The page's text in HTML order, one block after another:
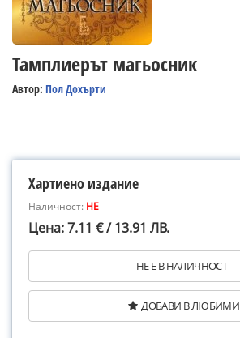
Тамплиерът магьосник
Автор: Пол Дохърти
Хартиено издание
Наличност: НЕ
Цена: 7.11 € / 13.91 ЛВ.
НЕ Е В НАЛИЧНОСТ
ДОБАВИ В ЛЮБИМИ